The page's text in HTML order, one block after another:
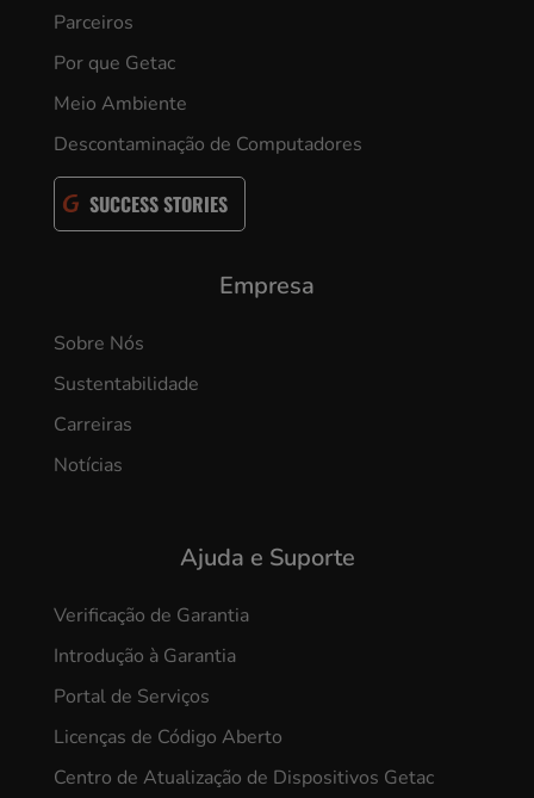
Parceiros
Por que Getac
Meio Ambiente
Descontaminação de Computadores
SUCCESS STORIES
Empresa
Sobre Nós
Sustentabilidade
Carreiras
Notícias
Ajuda e Suporte
Verificação de Garantia
Introdução à Garantia
Portal de Serviços
Licenças de Código Aberto
Centro de Atualização de Dispositivos Getac